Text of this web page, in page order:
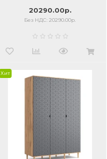
20290.00р.
Без НДС: 20290.00р.
Хит